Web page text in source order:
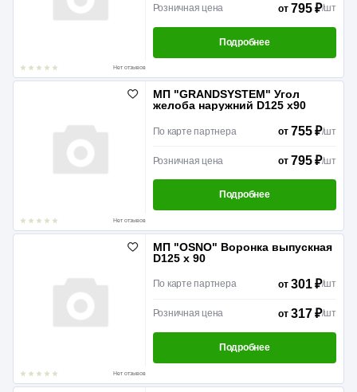
Нет отзывов
Розничная цена от795 ₽/шт
Подробнее
Нет отзывов
МП "GRANDSYSTEM" Угол
желоба наружний D125 x90
По карте партнера от755 ₽/шт
Розничная цена от795 ₽/шт
Подробнее
Нет отзывов
МП "OSNO" Воронка выпускная
D125 x 90
По карте партнера от301 ₽/шт
Розничная цена от317 ₽/шт
Подробнее